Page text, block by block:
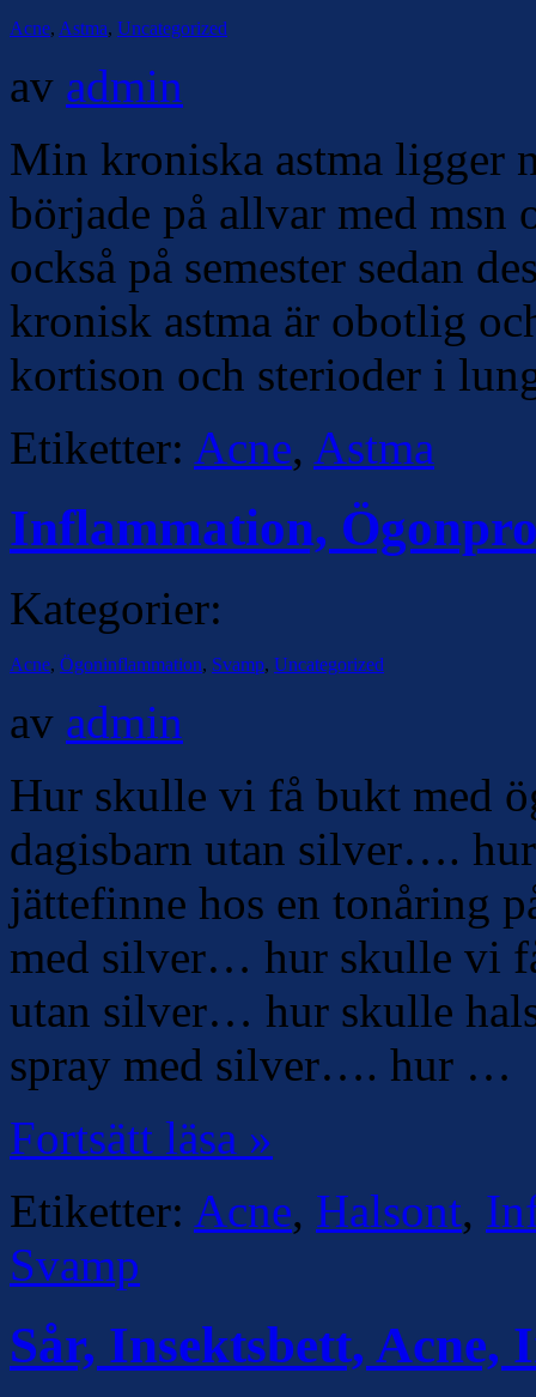
Acne, Astma, Uncategorized
av admin
Min kroniska astma ligger
började på allvar med msn
också på semester sedan
kronisk astma är obotlig
kortison och sterioder i
Etiketter: Acne, Astma
Inflammation,
Kategorier:
Acne, Ögoninflammation, Svamp, Uncategorized
av admin
Hur skulle vi få bukt med
dagisbarn utan silver….
jättefinne hos en tonåring
med silver… hur skulle vi
utan silver… hur skulle
spray med silver…. hur …
Fortsätt läsa »
Etiketter: Acne, Halsont,
Svamp
Sår, Insektsbett,